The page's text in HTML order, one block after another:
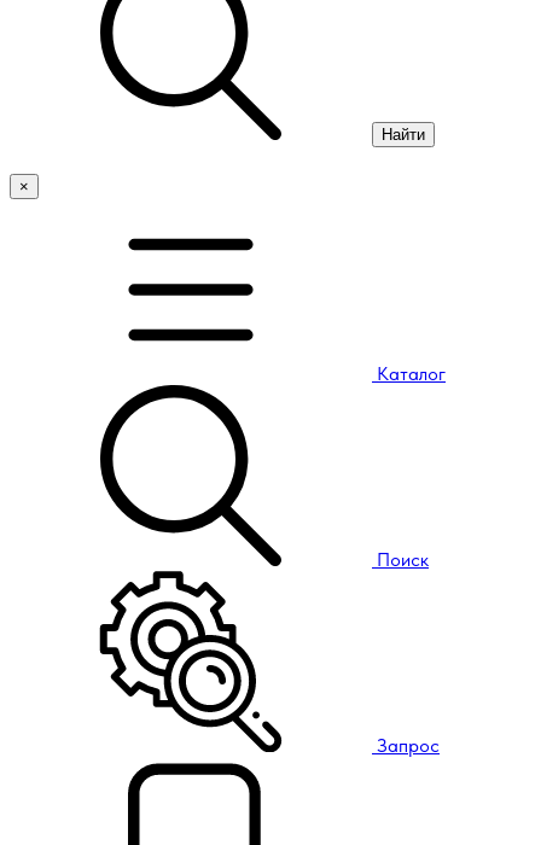
Найти
×
Каталог
Поиск
Запрос